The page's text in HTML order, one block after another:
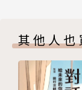
作者/繪者簡介
十、冬來報訊
版權頁
封底
其他人